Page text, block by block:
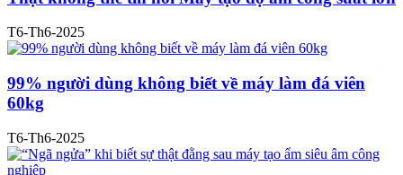
T6-Th6-2025
99% người dùng không biết về máy làm đá viên
60kg
T6-Th6-2025